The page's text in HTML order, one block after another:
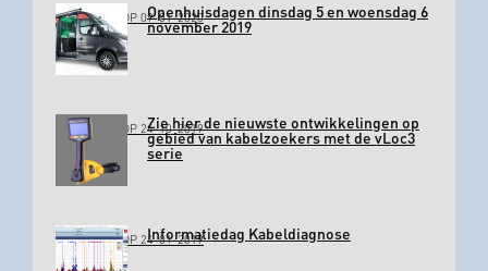
GEPLAATST OP 09-01-2020Openhuisdagen dinsdag 5 en woensdag 6
november 2019
GEPLAATST OP 24-10-2019Zie hier de nieuwste ontwikkelingen op
gebied van kabelzoekers met de vLoc3
serie
GEPLAATST OP 24-01-2019Informatiedag Kabeldiagnose